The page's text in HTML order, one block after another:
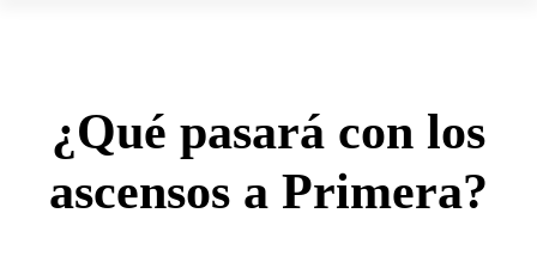
¿Qué pasará con los
ascensos a Primera?